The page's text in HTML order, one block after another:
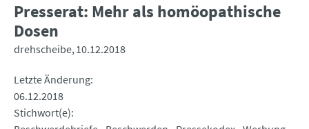
Presserat: Mehr als homöopathische
Dosen
drehscheibe 10.12.2018
Letzte Änderung
06.12.2018
Stichwort(e)